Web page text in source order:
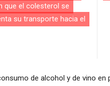
que el colesterol se
su transporte hacia el
de alcohol y de vino